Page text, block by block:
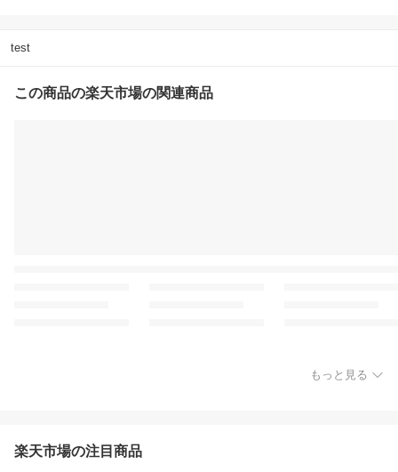
test
この商品の楽天市場の関連商品
もっと見る
楽天市場の注目商品